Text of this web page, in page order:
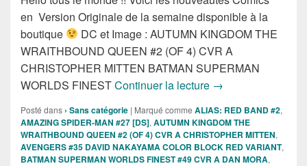
en Version Originale de la semaine disponible à la
boutique
DC et Image : AUTUMN KINGDOM THE
WRAITHBOUND QUEEN #2 (OF 4) CVR A
CHRISTOPHER MITTEN BATMAN SUPERMAN
WORLDS FINESTContinuer la lecture Sortie des comics
→
Posté dans › Sans catégorie | Marqué comme ALIAS: RED BAND #2,
AMAZING SPIDER-MAN #27 [DS], AUTUMN KINGDOM THE
WRAITHBOUND QUEEN #2 (OF 4) CVR A CHRISTOPHER MITTEN,
AVENGERS #35 DAVID NAKAYAMA COLOR BLOCK RED VARIANT,
BATMAN SUPERMAN WORLDS FINEST #49 CVR A DAN MORA,